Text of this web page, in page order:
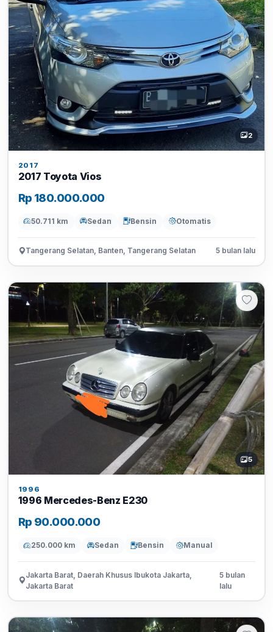
2
2017
2017 Toyota Vios
Rp 180.000.000
50.711 km Sedan Bensin Otomatis
Tangerang Selatan, Banten, Tangerang Selatan 5 bulan lalu
5
1996
1996 Mercedes-Benz E230
Rp 90.000.000
250.000 km Sedan Bensin Manual
Jakarta Barat, Daerah Khusus Ibukota Jakarta,
Jakarta Barat
5 bulan
lalu